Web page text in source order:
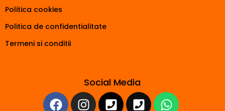
Politica cookies
Politica de confidentialitate
Termeni si conditii
Social Media